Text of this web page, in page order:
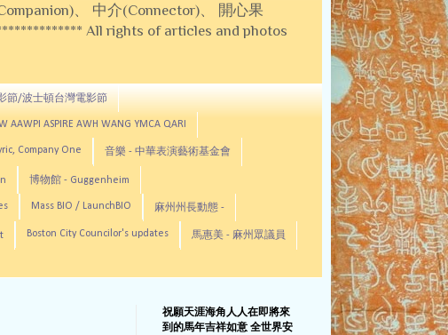
、 中介(Connector)、 開心果
All rights of articles and photos
節/波士頓台灣電影節
AAWPI ASPIRE AWH WANG YMCA QARI
Company One 音樂 - 中華表演藝術基金會
博物館 - Guggenheim
Mass BIO / LaunchBIO 麻州州長動態 -
Boston City Councilor's updates 馬惠美 - 麻州眾議員
祝願天涯海角人人在即將來
到的馬年吉祥如意 全世界安